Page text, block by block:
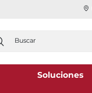
Soluciones